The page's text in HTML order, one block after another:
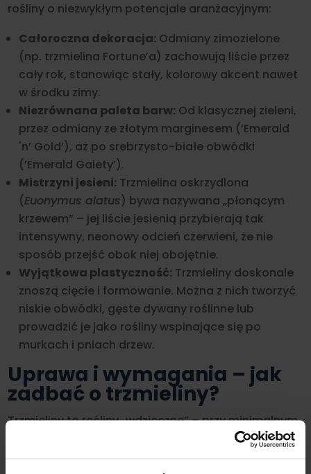
rośliny o niezwykłym potencjale aranżacyjnym:
Całoroczna dekoracja: Odmiany zimozielone
(np. trzmielina Fortune’a) zachowują liście przez
cały rok, stanowiąc stały, kolorowy akcent nawet
w środku zimy.
Niezrównana paleta barw: Od klasycznej zieleni,
przez odmiany ze złotym marginesem (’Emerald
'n’ Gold’), aż po srebrzysto-białe obwódki
(’Emerald Gaiety’).
Mistrzyni jesieni: Trzmielina oskrzydlona
(Euonymus alatus) bywa nazywana „płonącym
krzewem” – jej liście jesienią przybierają tak
intensywny, neonowy odcień czerwieni, że nie
sposób przejść obok niej obojętnie.
Wyjątkowa plastyczność: Trzmieliny doskonale
znoszą cięcie i formowanie. Można z nich tworzyć
niskie obwódki, gęste dywany roślinne lub
prowadzić je jako rośliny wspinające się po
murkach i pniach drzew.
Uprawa i wymagania – jak
zadbać o trzmieliny?
Trzmieliny to rośliny „wdzięczne” – przy minimalnym
nakładzie pracy oferują maksymalny efekt: